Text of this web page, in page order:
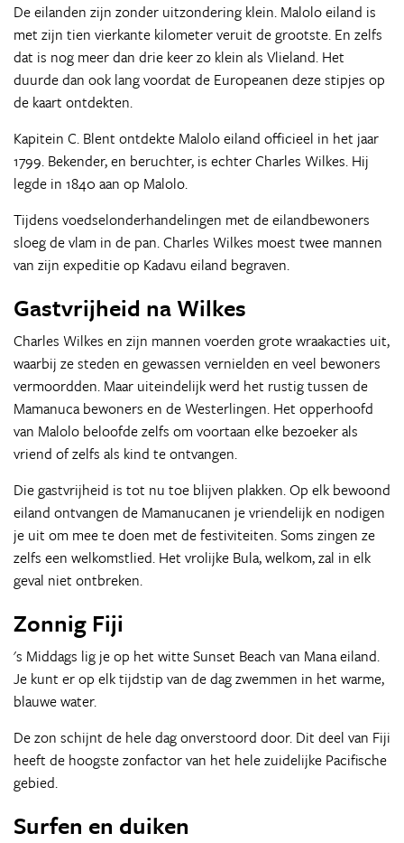
De eilanden zijn zonder uitzondering klein. Malolo eiland is
met zijn tien vierkante kilometer veruit de grootste. En zelfs
dat is nog meer dan drie keer zo klein als Vlieland. Het
duurde dan ook lang voordat de Europeanen deze stipjes op
de kaart ontdekten.
Kapitein C. Blent ontdekte Malolo eiland officieel in het jaar
1799. Bekender, en beruchter, is echter Charles Wilkes. Hij
legde in 1840 aan op Malolo.
Tijdens voedselonderhandelingen met de eilandbewoners
sloeg de vlam in de pan. Charles Wilkes moest twee mannen
van zijn expeditie op Kadavu eiland begraven.
Gastvrijheid na Wilkes
Charles Wilkes en zijn mannen voerden grote wraakacties uit,
waarbij ze steden en gewassen vernielden en veel bewoners
vermoordden. Maar uiteindelijk werd het rustig tussen de
Mamanuca bewoners en de Westerlingen. Het opperhoofd
van Malolo beloofde zelfs om voortaan elke bezoeker als
vriend of zelfs als kind te ontvangen.
Die gastvrijheid is tot nu toe blijven plakken. Op elk bewoond
eiland ontvangen de Mamanucanen je vriendelijk en nodigen
je uit om mee te doen met de festiviteiten. Soms zingen ze
zelfs een welkomstlied. Het vrolijke Bula, welkom, zal in elk
geval niet ontbreken.
Zonnig Fiji
's Middags lig je op het witte Sunset Beach van Mana eiland.
Je kunt er op elk tijdstip van de dag zwemmen in het warme,
blauwe water.
De zon schijnt de hele dag onverstoord door. Dit deel van Fiji
heeft de hoogste zonfactor van het hele zuidelijke Pacifische
gebied.
Surfen en duiken